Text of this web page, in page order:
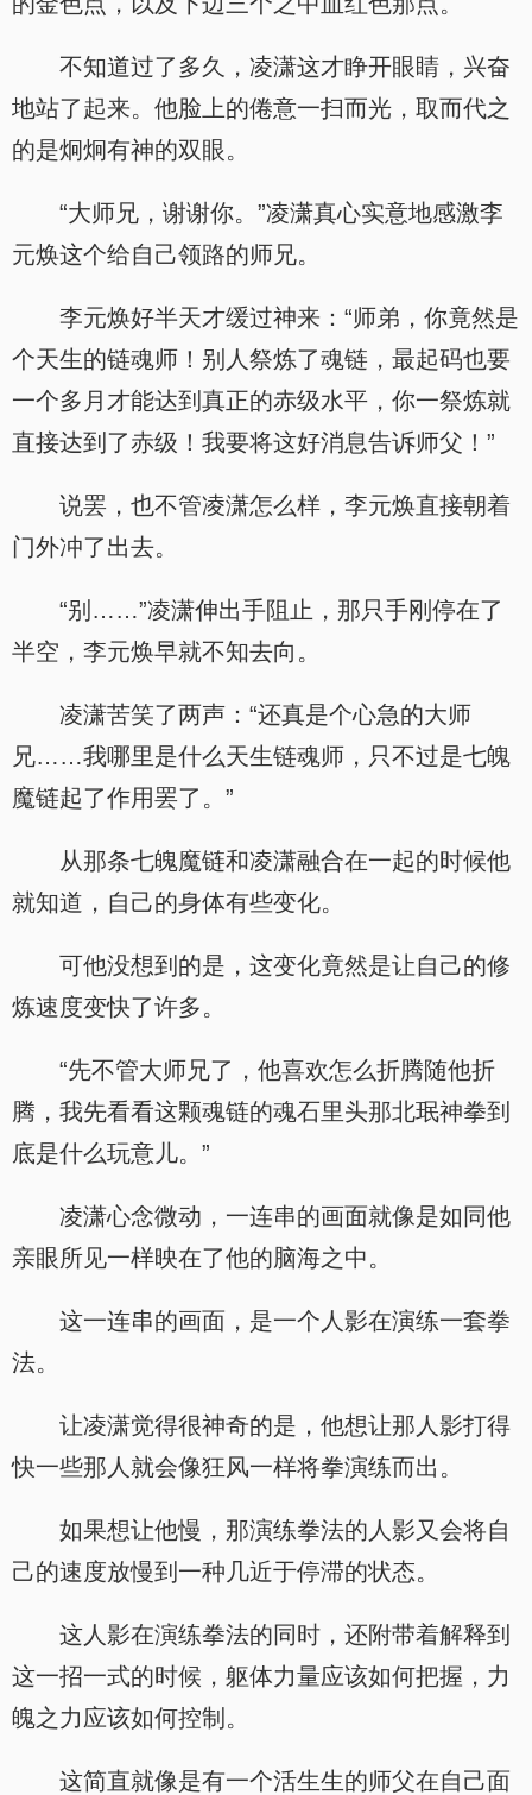
不知道过了多久，凌潇这才睁开眼睛，兴奋
地站了起来。他脸上的倦意一扫而光，取而代之
的是炯炯有神的双眼。
“大师兄，谢谢你。”凌潇真心实意地感激李
元焕这个给自己领路的师兄。
李元焕好半天才缓过神来：“师弟，你竟然是
个天生的链魂师！别人祭炼了魂链，最起码也要
一个多月才能达到真正的赤级水平，你一祭炼就
直接达到了赤级！我要将这好消息告诉师父！”
说罢，也不管凌潇怎么样，李元焕直接朝着
门外冲了出去。
“别……”凌潇伸出手阻止，那只手刚停在了
半空，李元焕早就不知去向。
凌潇苦笑了两声：“还真是个心急的大师
兄……我哪里是什么天生链魂师，只不过是七魄
魔链起了作用罢了。”
从那条七魄魔链和凌潇融合在一起的时候他
就知道，自己的身体有些变化。
可他没想到的是，这变化竟然是让自己的修
炼速度变快了许多。
“先不管大师兄了，他喜欢怎么折腾随他折
腾，我先看看这颗魂链的魂石里头那北珉神拳到
底是什么玩意儿。”
凌潇心念微动，一连串的画面就像是如同他
亲眼所见一样映在了他的脑海之中。
这一连串的画面，是一个人影在演练一套拳
法。
让凌潇觉得很神奇的是，他想让那人影打得
快一些那人就会像狂风一样将拳演练而出。
如果想让他慢，那演练拳法的人影又会将自
己的速度放慢到一种几近于停滞的状态。
这人影在演练拳法的同时，还附带着解释到
这一招一式的时候，躯体力量应该如何把握，力
魄之力应该如何控制。
这简直就像是有一个活生生的师父在自己面